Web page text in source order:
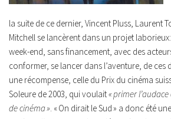
la suite de ce dernier, Vincent Pluss, Laurent
Mitchell se lancèrent dans un projet
week-end, sans financement, avec des
conformer, se lancer dans l’aventure, de ces
une récompense, celle du Prix du cinéma
Soleure de 2003, qui voulait« primer
de cinéma ». « On dirait le Sud » a donc été